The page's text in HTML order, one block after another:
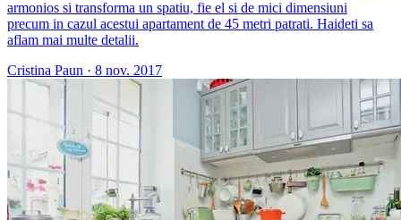
armonios si transforma un spatiu, fie el si de mici dimensiuni
precum in cazul acestui apartament de 45 metri patrati. Haideti sa
aflam mai multe detalii.
Cristina Paun · 8 nov. 2017